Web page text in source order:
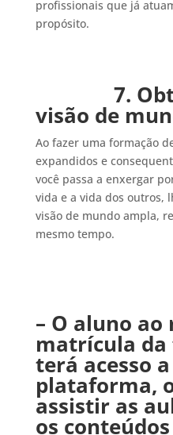
profissionais que já
propósito.
7.
visão de
Ao fazer uma formação
expandidos e
você passa a enxergar
vida e a vida dos outros,
visão de mundo ampla,
mesmo tempo.
– O aluno ao
matrícula da
terá acesso
plataforma,
assistir as
os